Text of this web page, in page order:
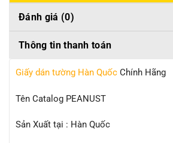
Đánh giá (0)
Thông tin thanh toán
Giấy dán tường Hàn Quốc Chính Hãng
Tên Catalog PEANUST
Sản Xuất tại : Hàn Quốc